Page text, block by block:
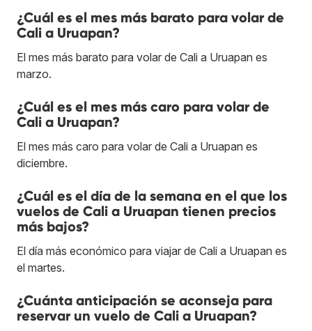
¿Cuál es el mes más barato para volar de
Cali a Uruapan?
El mes más barato para volar de Cali a Uruapan es
marzo.
¿Cuál es el mes más caro para volar de
Cali a Uruapan?
El mes más caro para volar de Cali a Uruapan es
diciembre.
¿Cuál es el día de la semana en el que los
vuelos de Cali a Uruapan tienen precios
más bajos?
El día más económico para viajar de Cali a Uruapan es
el martes.
¿Cuánta anticipación se aconseja para
reservar un vuelo de Cali a Uruapan?